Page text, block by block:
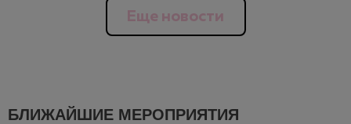
Еще новости
БЛИЖАЙШИЕ МЕРОПРИЯТИЯ